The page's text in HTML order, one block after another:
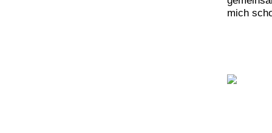
mich